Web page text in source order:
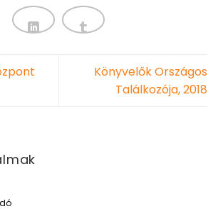
Könyvelők Országos
Találkozója, 2018